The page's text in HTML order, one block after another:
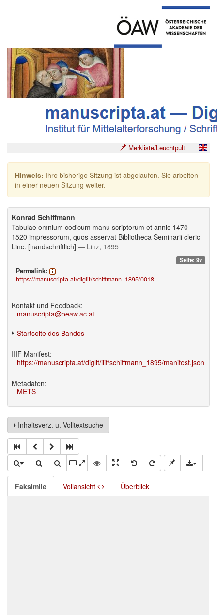
Merkliste/Leuchtpult
Hinweis: Ihre bisherige Sitzung ist abgelaufen. Sie arbeiten
in einer neuen Sitzung weiter.
Konrad Schiffmann
Tabulae omnium codicum manu scriptorum et annis 1470-
1520 impressorum, quos asservat Bibliotheca Seminarii cleric.
Linc. [handschriftlich] — Linz, 1895
Seite: 9v
Permalink:
https://manuscripta.at/diglit/schiffmann_1895/0018
Kontakt und Feedback:
manuscripta@oeaw.ac.at
Startseite des Bandes
IIIF Manifest:
https://manuscripta.at/diglit/iiif/schiffmann_1895/manifest.json
Metadaten:
METS
Inhaltsverz. u. Volltextsuche
Faksimile Vollansicht Überblick